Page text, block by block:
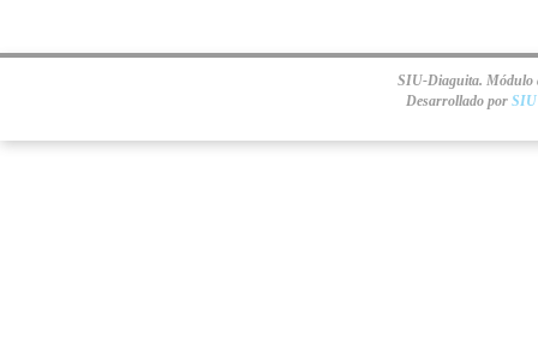
SIU-Diaguita. Módulo
Desarrollado por SIU